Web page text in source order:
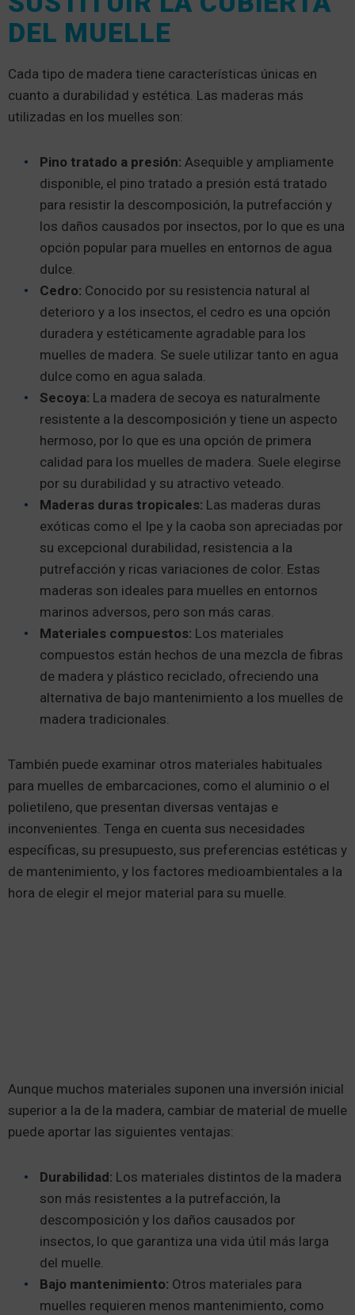
DEL MUELLE
Cada tipo de madera tiene características únicas en
cuanto a durabilidad y estética. Las maderas más
utilizadas en los muelles son:
Pino tratado a presión: Asequible y ampliamente
disponible, el pino tratado a presión está tratado
para resistir la descomposición, la putrefacción y
los daños causados por insectos, por lo que es una
opción popular para muelles en entornos de agua
dulce.
Cedro: Conocido por su resistencia natural al
deterioro y a los insectos, el cedro es una opción
duradera y estéticamente agradable para los
muelles de madera. Se suele utilizar tanto en agua
dulce como en agua salada.
Secoya: La madera de secoya es naturalmente
resistente a la descomposición y tiene un aspecto
hermoso, por lo que es una opción de primera
calidad para los muelles de madera. Suele elegirse
por su durabilidad y su atractivo veteado.
Maderas duras tropicales: Las maderas duras
exóticas como el Ipe y la caoba son apreciadas por
su excepcional durabilidad, resistencia a la
putrefacción y ricas variaciones de color. Estas
maderas son ideales para muelles en entornos
marinos adversos, pero son más caras.
Materiales compuestos: Los materiales
compuestos están hechos de una mezcla de fibras
de madera y plástico reciclado, ofreciendo una
alternativa de bajo mantenimiento a los muelles de
madera tradicionales.
También puede examinar otros materiales habituales
para muelles de embarcaciones, como el aluminio o el
polietileno, que presentan diversas ventajas e
inconvenientes. Tenga en cuenta sus necesidades
específicas, su presupuesto, sus preferencias estéticas y
de mantenimiento, y los factores medioambientales a la
hora de elegir el mejor material para su muelle.
Aunque muchos materiales suponen una inversión inicial
superior a la de la madera, cambiar de material de muelle
puede aportar las siguientes ventajas:
Durabilidad: Los materiales distintos de la madera
son más resistentes a la putrefacción, la
descomposición y los daños causados por
insectos, lo que garantiza una vida útil más larga
del muelle.
Bajo mantenimiento: Otros materiales para
muelles requieren menos mantenimiento, como